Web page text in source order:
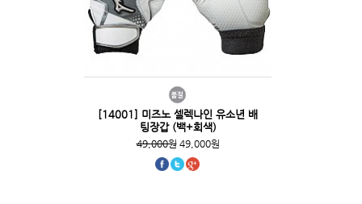
[14001] 미즈노 셀렉나인 유소년 배
팅장갑 (백+회색)
49,000원49,000원